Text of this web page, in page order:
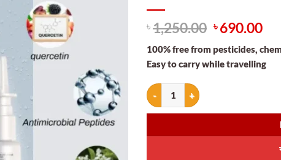
৳1,250.00 Original
was:
৳ 1,250.00.
৳690.00
is:
৳
100% free from pesticides,
Easy to carry while travelling
Lung Detox Herbal Cleanser Spray